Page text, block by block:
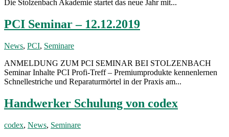
Die Stolzenbach Akademie startet das neue Jahr mit...
PCI Seminar – 12.12.2019
News, PCI, Seminare
ANMELDUNG ZUM PCI SEMINAR BEI STOLZENBACH
Seminar Inhalte PCI Profi-Treff – Premiumprodukte kennenlernen
Schnellestriche und Reparaturmörtel in der Praxis am...
Handwerker Schulung von codex
codex, News, Seminare